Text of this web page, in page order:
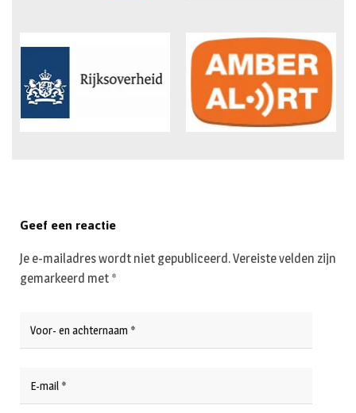
Geef een reactie
Je e-mailadres wordt niet gepubliceerd.Vereiste velden zijn
gemarkeerd met *